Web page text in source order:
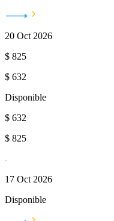
20 Oct 2026
$ 825
$ 632
Disponible
$ 632
$ 825
17 Oct 2026
Disponible